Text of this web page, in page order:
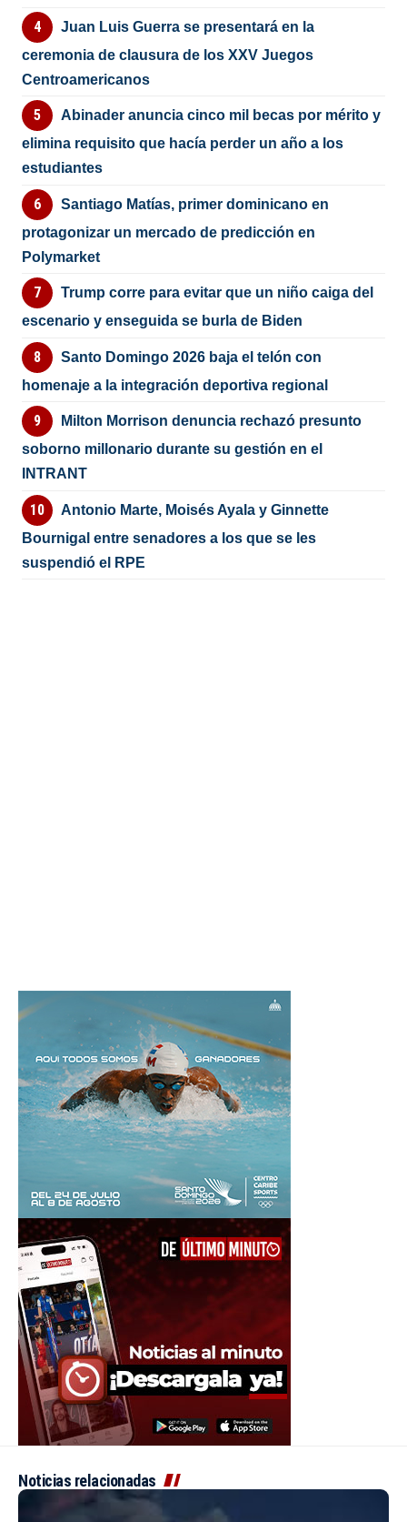
Juan Luis Guerra se presentará en la
ceremonia de clausura de los XXV Juegos
Centroamericanos
Abinader anuncia cinco mil becas por mérito y
elimina requisito que hacía perder un año a los
estudiantes
Santiago Matías, primer dominicano en
protagonizar un mercado de predicción en
Polymarket
Trump corre para evitar que un niño caiga del
escenario y enseguida se burla de Biden
Santo Domingo 2026 baja el telón con
homenaje a la integración deportiva regional
Milton Morrison denuncia rechazó presunto
soborno millonario durante su gestión en el
INTRANT
Antonio Marte, Moisés Ayala y Ginnette
Bournigal entre senadores a los que se les
suspendió el RPE
Noticias relacionadas